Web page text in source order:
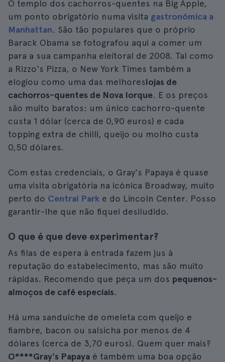
O templo dos cachorros-quentes na Big Apple,
um ponto obrigatório numa visita gastronómica a
Manhattan. São tão populares que o próprio
Barack Obama se fotografou aqui a comer um
para a sua campanha eleitoral de 2008. Tal como
a Rizzo's Pizza, o New York Times também a
elogiou como uma das melhoreslojas de
cachorros-quentes de Nova Iorque. E os preços
são muito baratos: um único cachorro-quente
custa 1 dólar (cerca de 0,90 euros) e cada
topping extra de chilli, queijo ou molho custa
0,50 dólares.
Com estas credenciais, o Gray's Papaya é quase
uma visita obrigatória na icónica Broadway, muito
perto do Central Park e do Lincoln Center. Posso
garantir-lhe que não fiquei desiludido.
O que é que deve experimentar?
As filas de espera à entrada fazem jus à
reputação do estabelecimento, mas são muito
rápidas. Recomendo que peça um dos pequenos-
almoços de café especiais.
Há uma sanduíche de omeleta com queijo e
fiambre, bacon ou salsicha por menos de 4
dólares (cerca de 3,70 euros). Quem quer mais?
O****Gray's Papaya é também uma boa opção